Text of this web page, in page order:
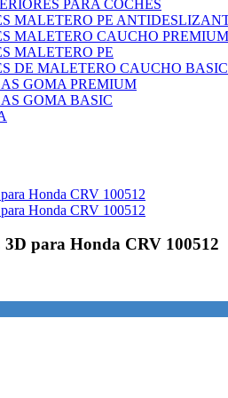
PARA COCHES
MALETERO PE
MALETERO CAUCHO PREMIUM
MALETERO PE
DE MALETERO CAUCHO BASIC
GOMA PREMIUM
GOMA BASIC
para Honda CRV 100512